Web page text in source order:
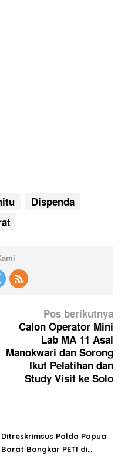
Dispenda
Pos berikutnya
Calon Operator Mini
Lab MA 11 Asal
Manokwari dan Sorong
Ikut Pelatihan dan
Study Visit ke Solo
Ditreskrimsus Polda Papua
Barat Bongkar PETI di